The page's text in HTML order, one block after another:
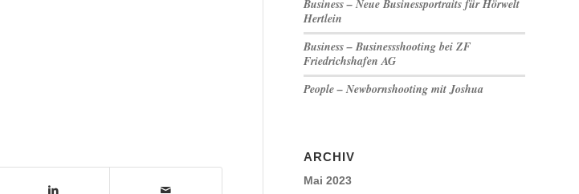
Business – Neue Businessportraits für Hörwelt
Hertlein
Business – Businessshooting bei ZF
Friedrichshafen AG
People – Newbornshooting mit Joshua
ARCHIV
Mai 2023